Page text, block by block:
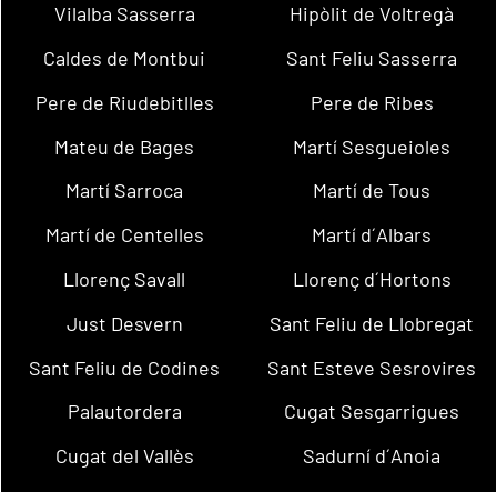
Vilalba Sasserra
Hipòlit de Voltregà
Caldes de Montbui
Sant Feliu Sasserra
Pere de Riudebitlles
Pere de Ribes
Mateu de Bages
Martí Sesgueioles
Martí Sarroca
Martí de Tous
Martí de Centelles
Martí d´Albars
Llorenç Savall
Llorenç d´Hortons
Just Desvern
Sant Feliu de Llobregat
Sant Feliu de Codines
Sant Esteve Sesrovires
Palautordera
Cugat Sesgarrigues
Cugat del Vallès
Sadurní d´Anoia